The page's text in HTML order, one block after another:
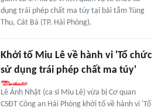
dụng trái phép chất ma túy tại bãi tắm Tùng
Thu, Cát Bà (TP. Hải Phòng).
Khởi tố Miu Lê về hành vi 'Tổ chức
sử dụng trái phép chất ma túy'
Lê Ánh Nhật (ca sĩ Miu Lê) vừa bị Cơ quan
CSĐT Công an Hải Phòng khởi tố về hành vi 'Tổ